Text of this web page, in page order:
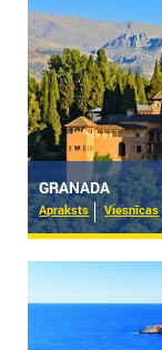
GRANADA
Apraksts Viesnīcas